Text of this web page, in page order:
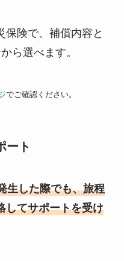
保険で、補償内容と
ら選べます。
でご確認ください。
ート
生した際でも、旅程
してサポートを受け